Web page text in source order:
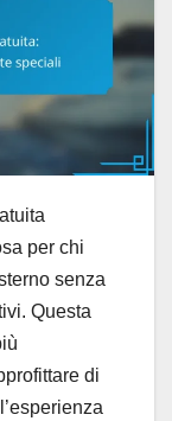
per chi
senza
Questa
di